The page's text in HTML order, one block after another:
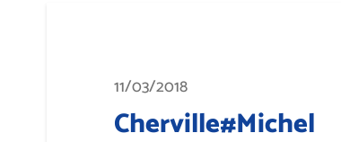
11/03/2018
Cherville#Michel